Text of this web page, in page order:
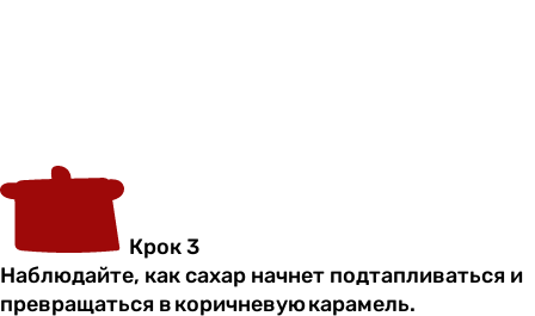
Крок 3
Наблюдайте, как сахар начнет подтапливаться и
превращаться в коричневую карамель.